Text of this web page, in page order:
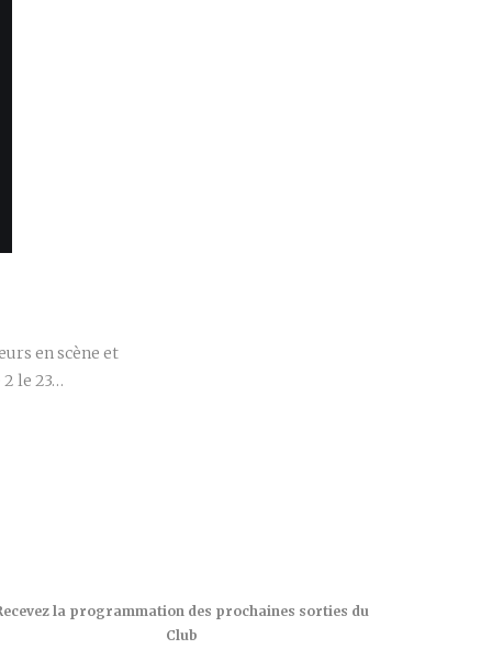
en scène et
le 23…
la programmation des prochaines sorties du
Club